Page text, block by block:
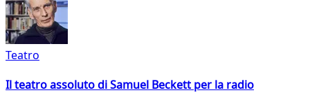
Teatro
Il teatro assoluto di Samuel Beckett per la radio